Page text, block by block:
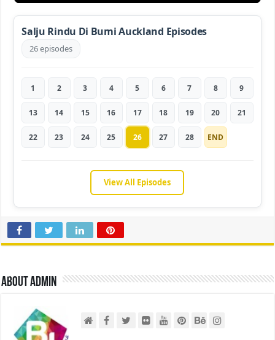
Salju Rindu Di Bumi Auckland Episodes
26 episodes
1 2 3 4 5 6 7 8 9
13 14 15 16 17 18 19 20 21
22 23 24 25 26 27 28 END
View All Episodes
About admin